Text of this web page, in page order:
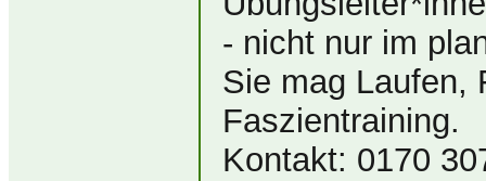
- nicht nur im
Sie mag Laufen,
Faszientraining.
Kontakt: 0170